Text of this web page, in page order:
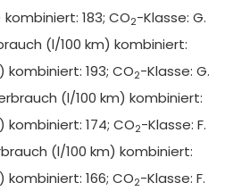
183; CO2-Klasse: G.
(l/100 km) kombiniert:
193; CO2-Klasse: G.
(l/100 km) kombiniert:
174; CO2-Klasse: F.
(l/100 km) kombiniert:
166; CO2-Klasse: F.